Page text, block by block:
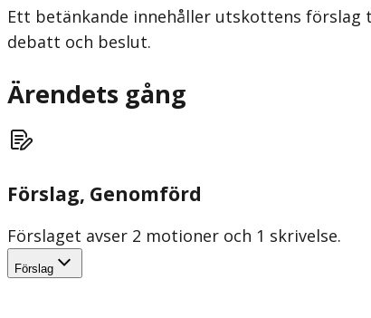
Ett betänkande innehåller utskottens förslag
debatt och beslut.
Ärendets gång
Förslag, Genomförd
Förslaget avser 2 motioner och 1 skrivelse.
Förslag